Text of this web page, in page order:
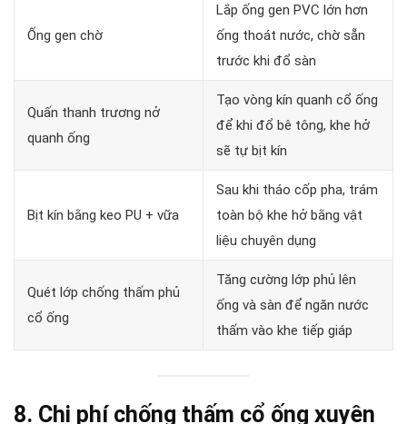
Ống gen chờ
Lắp ống gen PVC lớn hơn
ống thoát nước, chờ sẵn
trước khi đổ sàn
Quấn thanh trương nở
quanh ống
Tạo vòng kín quanh cổ ống
để khi đổ bê tông, khe hở
sẽ tự bịt kín
Bịt kín bằng keo PU + vữa
Sau khi tháo cốp pha, trám
toàn bộ khe hở bằng vật
liệu chuyên dụng
Quét lớp chống thấm phủ
cổ ống
Tăng cường lớp phủ lên
ống và sàn để ngăn nước
thấm vào khe tiếp giáp
8. Chi phí chống thấm cổ ống xuyên